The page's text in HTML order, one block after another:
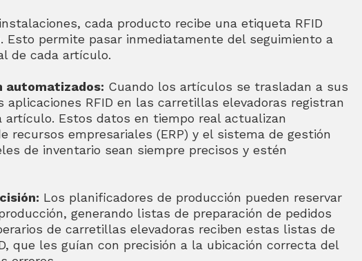
cada producto recibe una etiqueta RFID
Esto permite pasar inmediatamente del seguimiento a
de cada artículo.
automatizados: Cuando los artículos se trasladan a sus
RFID en las carretillas elevadoras registran
Estos datos en tiempo real actualizan
empresariales (ERP) y el sistema de gestión
de inventario sean siempre precisos y estén
Los planificadores de producción pueden reservar
generando listas de preparación de pedidos
de carretillas elevadoras reciben estas listas de
que les guían con precisión a la ubicación correcta del